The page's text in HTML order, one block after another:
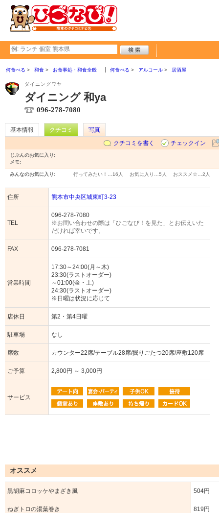
何食べる 和食 お食事処・和食全般 何食べる アルコール 居酒屋
ダイニングワヤ
ダイニング 和ya
096-278-7080
基本情報 クチコミ
写真
クチコミを書く
チェックイン
じぶんのお気に入り:
メモ:
みんなのお気に入り: 行ってみたい！… 16人 お気に入り… 5人 おススメ☆… 2人
住所 熊本市中央区城東町3-23
TEL
096-278-7080
※お問い合わせの際は「ひごなび！を見た」とお伝えいた
だければ幸いです。
FAX 096-278-7081
営業時間
17:30～24:00(月～木)
23:30(ラストオーダー)
～01:00(金・土)
24:30(ラストオーダー)
※日曜は状況に応じて
店休日 第2・第4日曜
駐車場 なし
席数 カウンター22席/テーブル28席/掘りごたつ20席/座敷120席
ご予算 2,800円 ～ 3,000円
サービス
オススメ
黒胡麻コロッケやまざき風 504円
ねぎトロの湯葉巻き 819円